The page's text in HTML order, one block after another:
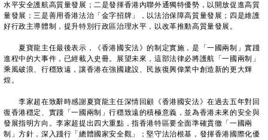
水平安全護航高質量發展；二是發揮香港內聯外通獨特優勢，以開放促進高質
量發展；三是善用香港法治「金字招牌」，以法治保障高質量發展；四是維護
好行政主導體制，提升特別行政區治理水平，以改革推動高質量發展。
夏寶龍主任最後表示，《香港國安法》的制定實施，是「一國兩制」實踐
進程中的大事件，已經載入史冊。展望未來，這部法律必將護航「一國兩制」
乘風破浪、行穩致遠，讓香港在強國建設、民族復興偉業中創造新的更大輝
煌。
李家超在致辭時感謝夏寶龍主任深情回顧《香港國安法》在過去五年對回
復香港穩定、實踐「一國兩制」行穩致遠的積極意義，並為香港未來的安全與
發展指明方向。李家超提出四大重點，指香港特區要全面準確貫徹「一國兩
制」方針，深入踐行「總體國家安全觀」；堅守法治根基，發揮香港國際化優